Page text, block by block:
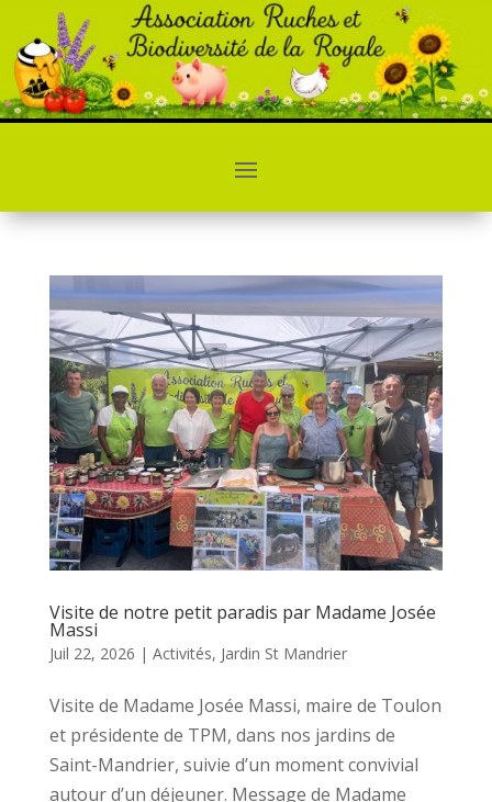
Visite de notre petit paradis par Madame Josée
Massi
Juil 22, 2026 | Activités, Jardin St Mandrier
Visite de Madame Josée Massi, maire de Toulon
et présidente de TPM, dans nos jardins de
Saint-Mandrier, suivie d’un moment convivial
autour d’un déjeuner. Message de Madame